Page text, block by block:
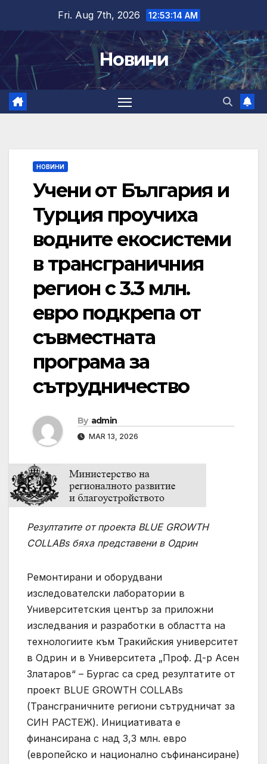
content
Fri. Aug 7th, 2026 12:53:15 AM
Новини
НОВИНИ
Учени от България и
Турция проучиха
водните екосистеми
в трансграничния
регион с 3.3 млн.
евро подкрепа от
съвместната
програма за
сътрудничество
By admin
MAR 13, 2026
Резултатите от проекта BLUE GROWTH
COLLABs бяха представени в Одрин
Ремонтирани и оборудвани
изследователски лаборатории в
Университетския център за приложни
изследвания и разработки в областта на
технологиите към Тракийския университет
в Одрин и в Университета „Проф. Д-р Асен
Златаров“ – Бургас са сред резултатите от
проект BLUE GROWTH COLLABs
(Трансграничните региони сътрудничат за
СИН РАСТЕЖ). Инициативата е
финансирана с над 3,3 млн. евро
(европейско и национално съфинансиране)